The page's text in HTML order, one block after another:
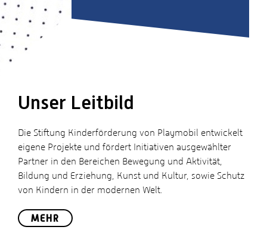
Unser Leitbild
Die Stiftung Kinderförderung von Playmobil entwickelt
eigene Projekte und fördert Initiativen ausgewählter
Partner in den Bereichen Bewegung und Aktivität,
Bildung und Erziehung, Kunst und Kultur, sowie Schutz
von Kindern in der modernen Welt.
MEHR